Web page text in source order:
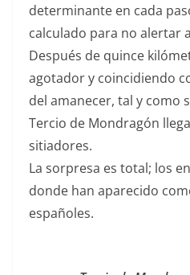
determinante en cada
calculado para no alertar
Después de quince
agotador y coincidiendo
del amanecer, tal y como
Tercio de Mondragón
sitiadores.
La sorpresa es total; los
donde han aparecido
españoles.